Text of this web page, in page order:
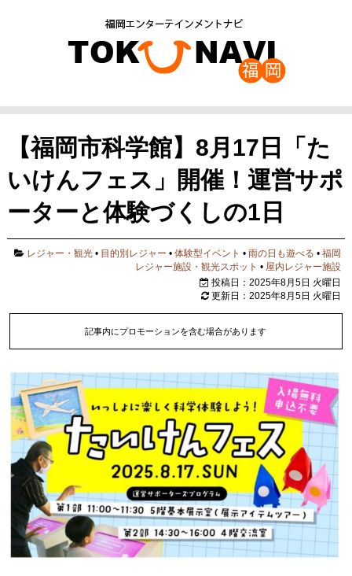
【福岡市科学館】8月17日「た
いけんフェス」開催！運営サポ
ーターと体験づくしの1日
レジャー・観光 • 目的別レジャー •体験型イベント •雨の日も遊べる •福岡
レジャー施設・観光スポット • 屋内レジャー施設
投稿日：2025年8月5日 火曜日
更新日：2025年8月5日 火曜日
記事内にプロモーションを含む場合があります